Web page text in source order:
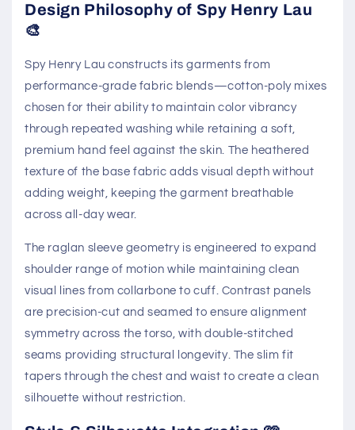
Design Philosophy of Spy Henry Lau
🎨
Spy Henry Lau constructs its garments from
performance-grade fabric blends—cotton-poly mixes
chosen for their ability to maintain color vibrancy
through repeated washing while retaining a soft,
premium hand feel against the skin. The heathered
texture of the base fabric adds visual depth without
adding weight, keeping the garment breathable
across all-day wear.
The raglan sleeve geometry is engineered to expand
shoulder range of motion while maintaining clean
visual lines from collarbone to cuff. Contrast panels
are precision-cut and seamed to ensure alignment
symmetry across the torso, with double-stitched
seams providing structural longevity. The slim fit
tapers through the chest and waist to create a clean
silhouette without restriction.